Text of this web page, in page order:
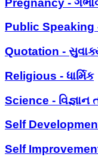
Public Speaking
Quotation -
Religious - ધાર્મિક
Science - વિજ્ઞાન
Self
Self